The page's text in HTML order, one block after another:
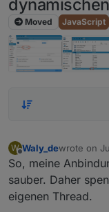
Moved JavaScript
W
Offline
Waly_dewrote on
last edited
So, meine
sauber. Daher
eigenen Thread.